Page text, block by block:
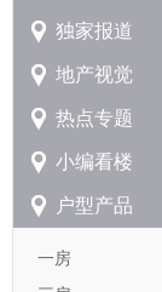
独家报道
地产视觉
热点专题
小编看楼
户型产品
一房